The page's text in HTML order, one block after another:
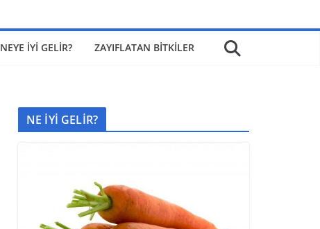
NEYE İYİ GELİR? ZAYIFLATAN BİTKİLER
NE İYİ GELİR?